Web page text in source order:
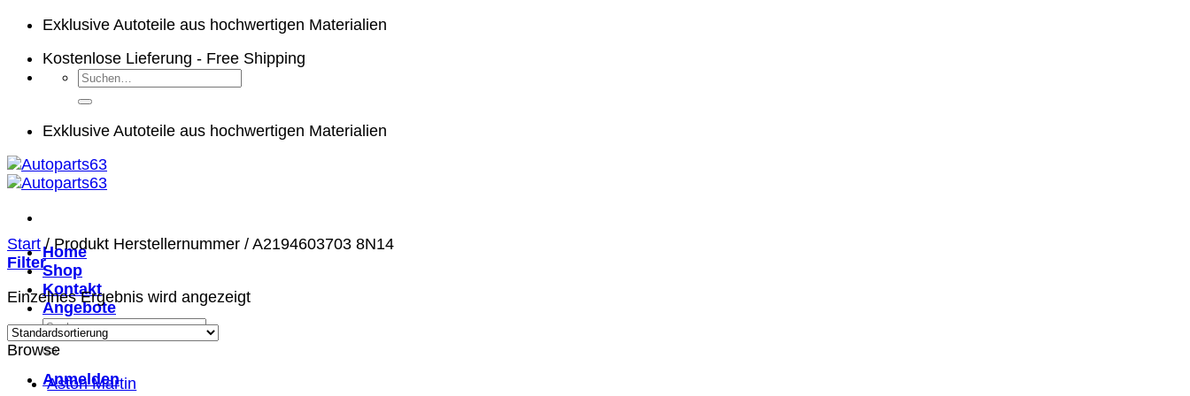
Zum
springen
Exklusive Autoteile aus hochwertigen Materialien
Kostenlose Lieferung - Free Shipping
Suchen
nach:
Exklusive Autoteile aus hochwertigen Materialien
Home
Shop
Kontakt
Angebote
Suchen
nach:
Anmelden
Start /Produkt Herstellernummer / A2194603703 8N14
Filter
Einzelnes Ergebnis wird angezeigt
Browse
Aston Martin